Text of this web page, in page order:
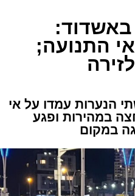
התנועה;
הנערות עמדו על אי
במהירות ופגע
במקום